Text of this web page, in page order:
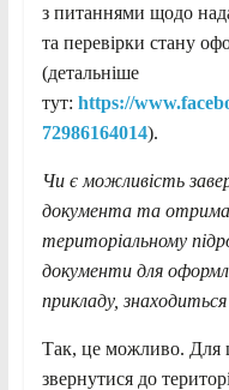
з питаннями щодо
та перевірки стану
(детальніше
тут: https://
72986164014).
Чи є можливість
документа та
територіальному
документи для
прикладу, знаходиться
Так, це можливо. Для
звернутися до